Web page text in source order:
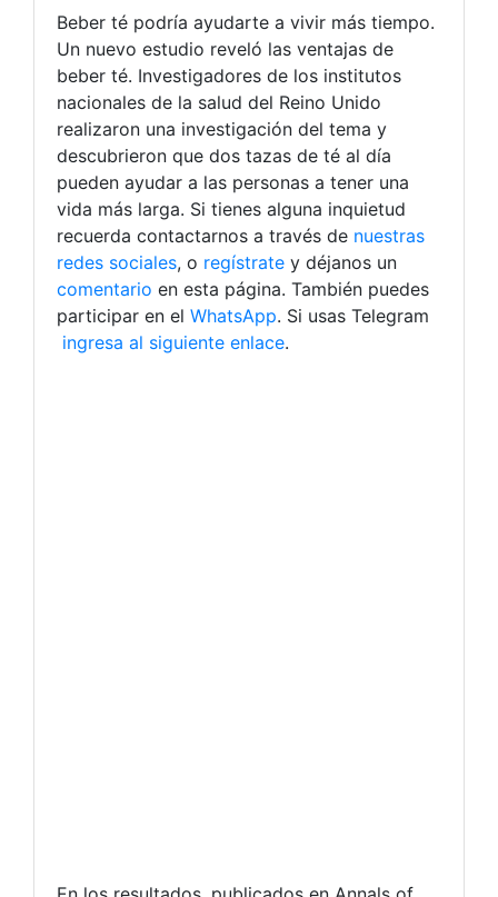
Beber té podría ayudarte a vivir más tiempo.
Un nuevo estudio reveló las ventajas de
beber té. Investigadores de los institutos
nacionales de la salud del Reino Unido
realizaron una investigación del tema y
descubrieron que dos tazas de té al día
pueden ayudar a las personas a tener una
vida más larga. Si tienes alguna inquietud
recuerda contactarnos a través de nuestras
redes sociales, o regístrate y déjanos un
comentario en esta página. También puedes
participar en el WhatsApp. Si usas Telegram
ingresa al siguiente enlace.